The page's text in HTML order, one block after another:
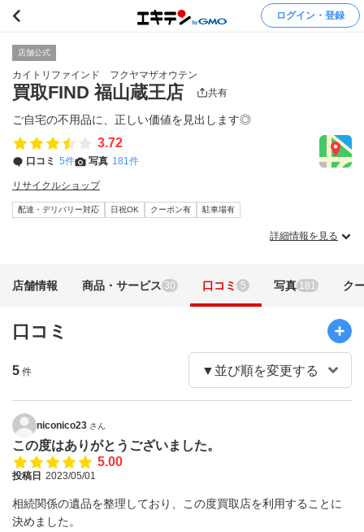
ログイン・登録
店舗公式
カイトリファインド フクヤマザオウテン
買取FIND 福山蔵王店 共有
ご自宅の不用品に、正しい価値を見出します◎
3.72
口コミ 5件 写真 181件
リサイクルショップ
配達・デリバリー対応 日祝OK クーポン有 駐車場有
詳細情報を見る
店舗情報 商品・サービス 30 口コミ 5 写真 181 ク
口コミ
5 件
niconico23 さん
この度はありがとうございました。
5.00
投稿日 2023/05/01
相続関係の遺品を整理しており、この度買取店を利用することに
決めました。